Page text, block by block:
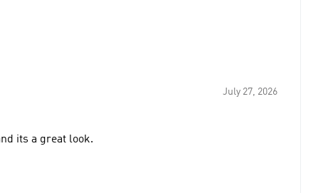
July 27, 2026
its a great look.